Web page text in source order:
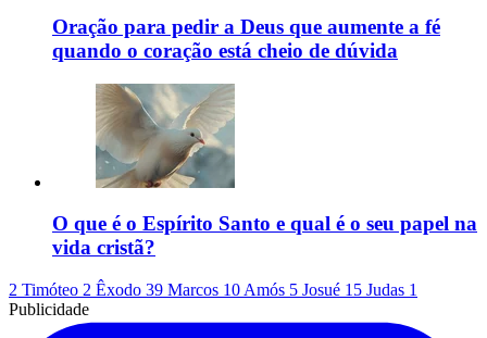
Oração para pedir a Deus que aumente a fé
quando o coração está cheio de dúvida
O que é o Espírito Santo e qual é o seu papel na
vida cristã?
2 Timóteo 2 Êxodo 39 Marcos 10 Amós 5 Josué 15 Judas 1
Publicidade